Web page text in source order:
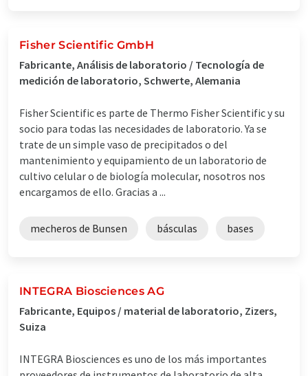
Fisher Scientific GmbH
Fabricante, Análisis de laboratorio / Tecnología de
medición de laboratorio, Schwerte, Alemania
Fisher Scientific es parte de Thermo Fisher Scientific y su
socio para todas las necesidades de laboratorio. Ya se
trate de un simple vaso de precipitados o del
mantenimiento y equipamiento de un laboratorio de
cultivo celular o de biología molecular, nosotros nos
encargamos de ello. Gracias a ...
mecheros de Bunsen básculas bases
INTEGRA Biosciences AG
Fabricante, Equipos / material de laboratorio, Zizers,
Suiza
INTEGRA Biosciences es uno de los más importantes